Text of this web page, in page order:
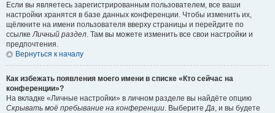
Если вы являетесь зарегистрированным пользователем, все ваши
настройки хранятся в базе данных конференции. Чтобы изменить их,
щёлкните на имени пользователя вверху страницы и перейдите по
ссылкеЛичный раздел. Там вы можете изменить все свои настройки и
предпочтения.
Вернуться к началу
Как избежать появления моего имени в списке «Кто сейчас на
конференции»?
На вкладке «Личные настройки» в личном разделе вы найдёте опцию
Скрывать моё пребывание на конференции. ВыберитеДа, и вы будете